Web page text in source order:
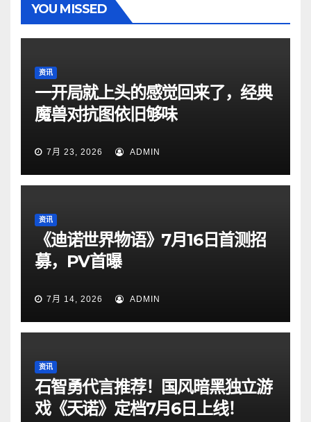
YOU MISSED
资讯
一开局就上头的感觉回来了，经典
魔兽对抗图依旧够味
7月 23, 2026 ADMIN
资讯
《迪诺世界物语》7月16日首测招
募，PV首曝
7月 14, 2026 ADMIN
资讯
石智勇代言推荐！国风暗黑独立游
戏《天诺》定档7月6日上线！